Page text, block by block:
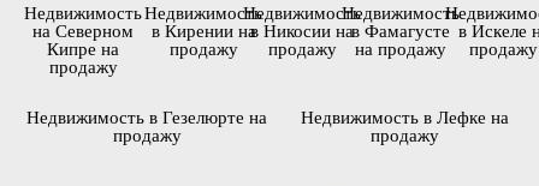
Недвижимость
на Северном
Кипре на
продажу
Недвижимость
в Кирении на
продажу
Недвижимость
в Никосии на
продажу
Недвижимость
в Фамагусте
на продажу
в Искеле
продажу
Недвижимость в Гезелюрте на
продажу
Недвижимость в Лефке на
продажу